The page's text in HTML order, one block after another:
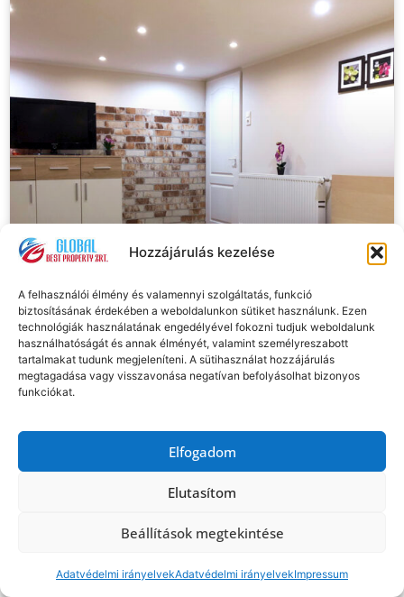
Hozzájárulás kezelése
A felhasználói élmény és valamennyi szolgáltatás, funkció
biztosításának érdekében a weboldalunkon sütiket használunk. Ezen
technológiák használatának engedélyével fokozni tudjuk weboldalunk
használhatóságát és annak élményét, valamint személyreszabott
tartalmakat tudunk megjeleníteni. A sütihasználat hozzájárulás
megtagadása vagy visszavonása negatívan befolyásolhat bizonyos
funkciókat.
Elfogadom
Elutasítom
Beállítások megtekintése
Adatvédelmi irányelvekAdatvédelmi irányelvekImpressum
Budapest – 7. kerület
Ingatlan típusa: zárható szoba
Bérleti díj: 160.000 Ft/hó
Beköltözés dátuma>>